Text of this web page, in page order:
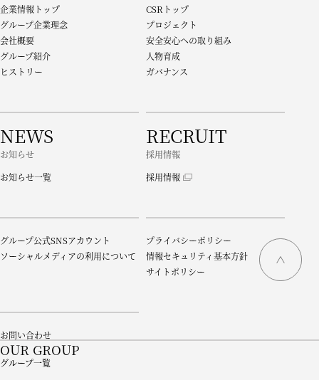
企業情報トップ
グループ企業理念
会社概要
グループ紹介
ヒストリー
CSRトップ
プロジェクト
安全安心への取り組み
人物育成
ガバナンス
NEWS
お知らせ
お知らせ一覧
RECRUIT
採用情報
採用情報
グループ公式SNSアカウント
ソーシャルメディアの利用について
プライバシーポリシー
情報セキュリティ基本方針
サイトポリシー
お問い合わせ
OUR GROUP
グループ一覧